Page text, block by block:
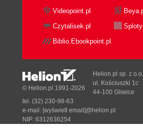
Architektura (233)
Prosty dostęp do bazy danych
Ulepszenia (267)
Zapytania (269)
Modyfikacje (273)
Transakcje (273)
Dziedziczenie (275)
Videopoint.pl
Czytalisek.pl
Sploty
Biblio.Ebookpoint.pl
© Helion.pl 1991-2026
Helion.pl sp. z o.o.
ul. Kościuszki 1c
44-100 Gliwice
tel. (32) 230-98-63
e-mail: [wyświetl email]@helion.pl
NIP: 6312636254